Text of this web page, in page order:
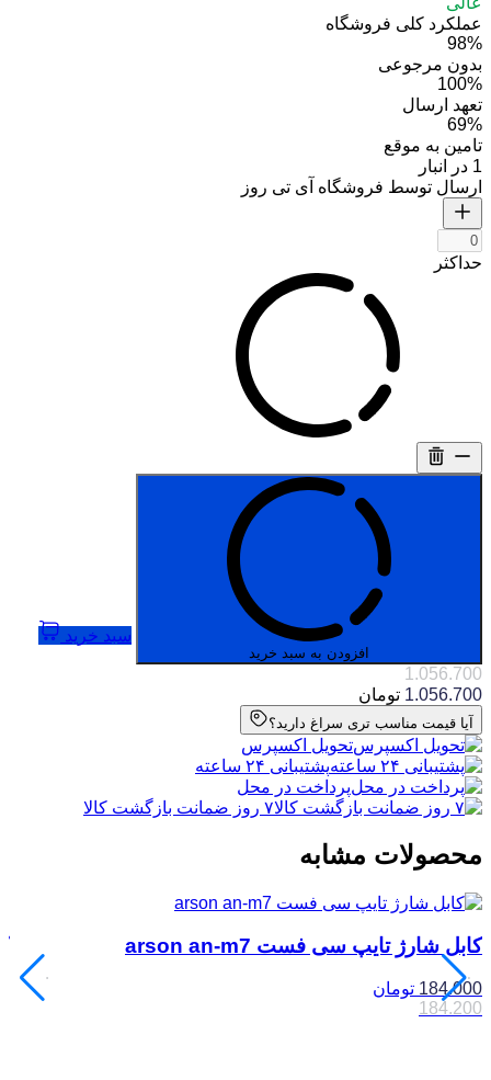
عملکرد کلی فروشگاه
98%
بدون مرجوعی
100%
تعهد ارسال
69%
تامین به موقع
1 در انبار
ارسال توسط فروشگاه آی تی روز
حداکثر
افزودن به سبد خرید
سبد خرید
1.056.700
1.056.700 تومان
آیا قیمت مناسب تری سراغ دارید؟
تحویل اکسپرس
پشتیبانی ۲۴ ساعته
پرداخت در محل
۷ روز ضمانت بازگشت کالا
محصولات مشابه
کابل شارژ تایپ سی فست arson an-m7
184.000 تومان
184.200